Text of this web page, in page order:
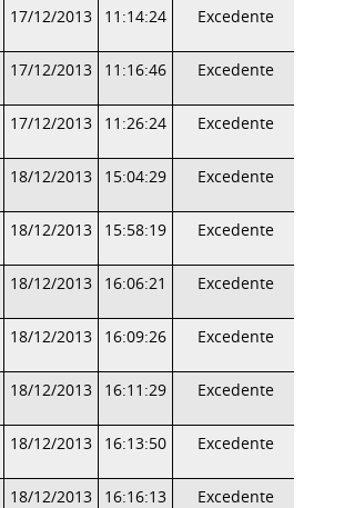
17/12/2013 11:14:24 Excedente
17/12/2013 11:16:46 Excedente
17/12/2013 11:26:24 Excedente
18/12/2013 15:04:29 Excedente
18/12/2013 15:58:19 Excedente
18/12/2013 16:06:21 Excedente
18/12/2013 16:09:26 Excedente
18/12/2013 16:11:29 Excedente
18/12/2013 16:13:50 Excedente
18/12/2013 16:16:13 Excedente